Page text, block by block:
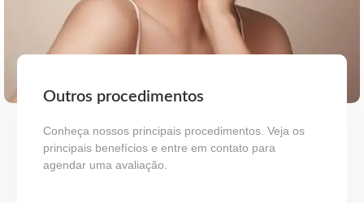
Outros procedimentos
Conheça nossos principais procedimentos. Veja os
principais benefícios e entre em contato para
agendar uma avaliação.